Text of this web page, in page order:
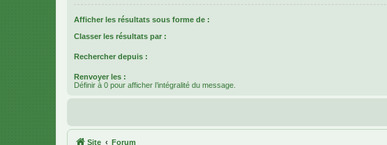
Afficher les résultats sous forme de :
Classer les résultats par :
Rechercher depuis :
Renvoyer les :
Définir à 0 pour afficher l’intégralité du message.
Site Forum